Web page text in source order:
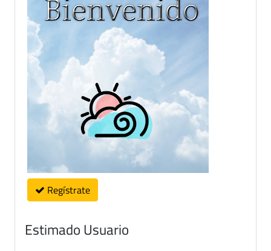
Regístrate
Estimado Usuario